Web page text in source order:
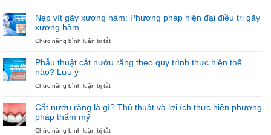
“Diện
–
Noel”
DEAL]
Trồng
6.000.000đ
Niềng
tại
khoa
Nẹp vít gãy xương hàm: Phương pháp hiện đại điều trị gãy
xương hàm
Chức năng bình luận bị tắtở
gãy
hàm:
pháp
điều
Phẫu thuật cắt nướu răng theo quy trình thực hiện thế
nào? Lưu ý
Chức năng bình luận bị tắtở
thuật
cắt
răng
Cắt nướu răng là gì? Thủ thuật và lợi ích thực hiện phương
pháp thẩm mỹ
Chức năng bình luận bị tắtở